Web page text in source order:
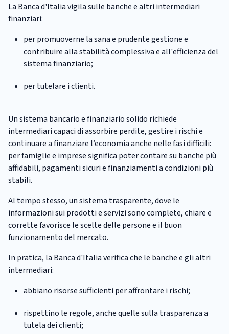
La Banca d'Italia vigila sulle banche e altri intermediari
finanziari:
per promuoverne la sana e prudente gestione e
contribuire alla stabilità complessiva e all'efficienza del
sistema finanziario;
per tutelare i clienti.
Un sistema bancario e finanziario solido richiede
intermediari capaci di assorbire perdite, gestire i rischi e
continuare a finanziare l’economia anche nelle fasi difficili:
per famiglie e imprese significa poter contare su banche più
affidabili, pagamenti sicuri e finanziamenti a condizioni più
stabili.
Al tempo stesso, un sistema trasparente, dove le
informazioni sui prodotti e servizi sono complete, chiare e
corrette favorisce le scelte delle persone e il buon
funzionamento del mercato.
In pratica, la Banca d'Italia verifica che le banche e gli altri
intermediari:
abbiano risorse sufficienti per affrontare i rischi;
rispettino le regole, anche quelle sulla trasparenza a
tutela dei clienti;